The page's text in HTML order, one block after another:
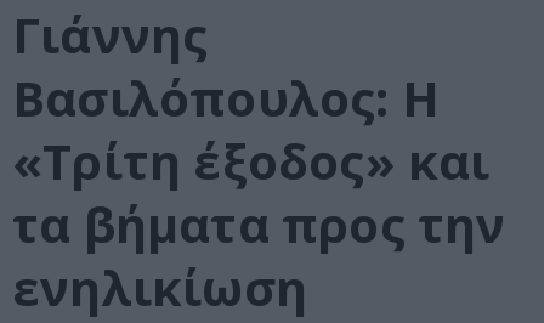
Γιάννης
Βασιλόπουλος: Η
«Τρίτη έξοδος» και
τα βήματα προς την
ενηλικίωση